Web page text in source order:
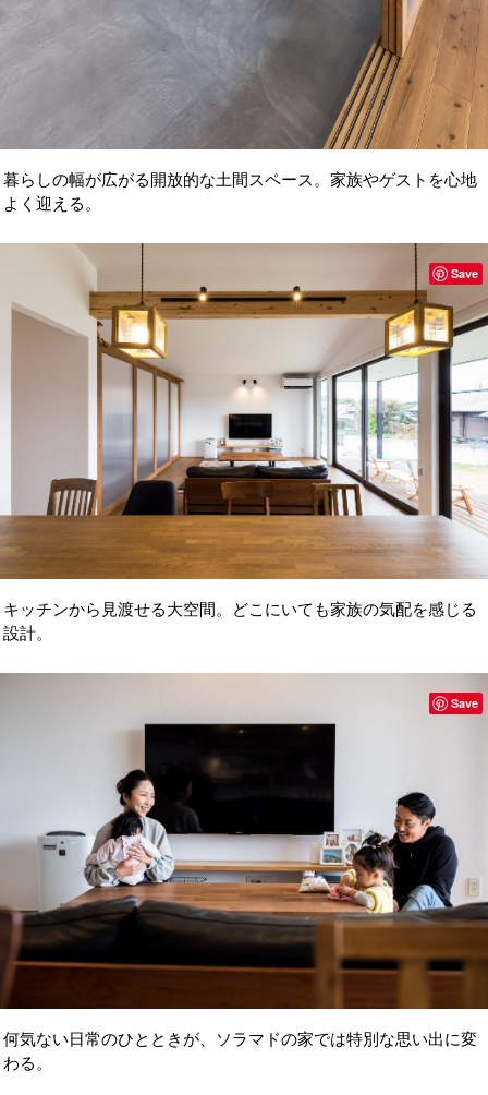
暮らしの幅が広がる開放的な土間スペース。家族やゲストを心地
よく迎える。
キッチンから見渡せる大空間。どこにいても家族の気配を感じる
設計。
Save
何気ない日常のひとときが、ソラマドの家では特別な思い出に変
わる。
Save